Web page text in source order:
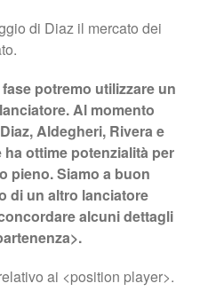
di Diaz il mercato dei
potremo utilizzare un
Al momento
Aldegheri, Rivera e
ottime potenzialità per
pieno. Siamo a buon
di un altro lanciatore
alcuni dettagli
ai <position player>.